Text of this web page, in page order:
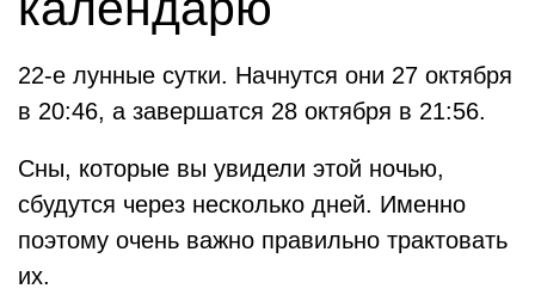
22-е лунные сутки. Начнутся они 27 октября
в 20:46, а завершатся 28 октября в 21:56.
Сны, которые вы увидели этой ночью,
сбудутся через несколько дней. Именно
поэтому очень важно правильно трактовать
их.